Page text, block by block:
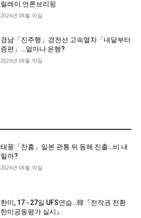
릴레이 언론브리핑
2026년 08월 10일
경남「진주행」경전선 고속열차「내달부터
증편」…얼마나 운행?
2026년 08월 10일
태풍「찬홈」일본 관통 뒤 동해 진출…비 내
릴까?
2026년 08월 10일
한미, 17∼27일 UFS연습…韓『전작권 전환
한미공동평가 실시』